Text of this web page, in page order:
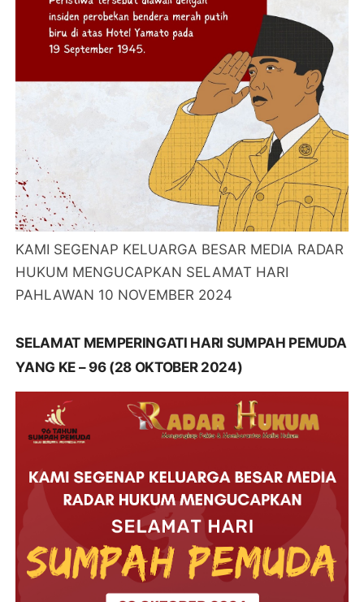
KAMI SEGENAP KELUARGA BESAR MEDIA RADAR
HUKUM MENGUCAPKAN SELAMAT HARI
PAHLAWAN 10 NOVEMBER 2024
SELAMAT MEMPERINGATI HARI SUMPAH PEMUDA
YANG KE – 96 (28 OKTOBER 2024)